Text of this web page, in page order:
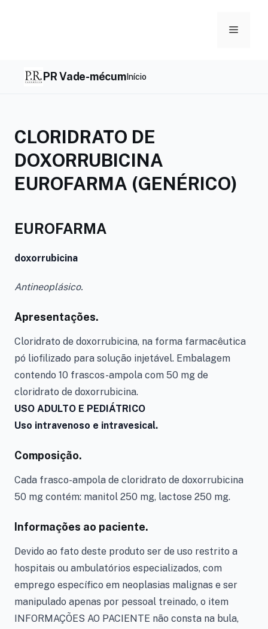
Menu
PR Vade-mécumInício
CLORIDRATO DE
DOXORRUBICINA
EUROFARMA (GENÉRICO)
EUROFARMA
doxorrubicina
Antineoplásico.
Apresentações.
Cloridrato de doxorrubicina, na forma farmacêutica
pó liofilizado para solução injetável. Embalagem
contendo 10 frascos-ampola com 50 mg de
cloridrato de doxorrubicina.
USO ADULTO E PEDIÁTRICO
Uso intravenoso e intravesical.
Composição.
Cada frasco-ampola de cloridrato de doxorrubicina
50 mg contém: manitol 250 mg, lactose 250 mg.
Informações ao paciente.
Devido ao fato deste produto ser de uso restrito a
hospitais ou ambulatórios especializados, com
emprego específico em neoplasias malignas e ser
manipulado apenas por pessoal treinado, o item
INFORMAÇÕES AO PACIENTE não consta na bula,